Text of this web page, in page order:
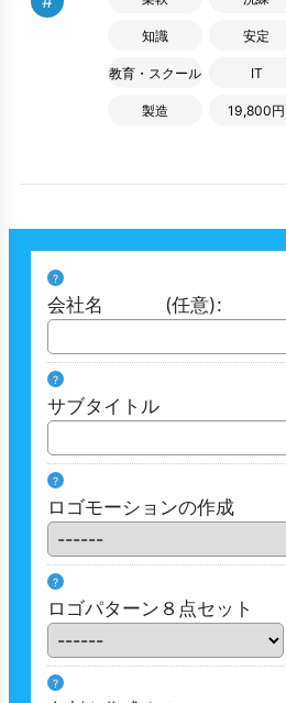
知識 安定
教育・スクール IT
製造 19,800円
?
会社名 (任意):
?
サブタイトル
?
ロゴモーションの作成
?
ロゴパターン８点セット
?